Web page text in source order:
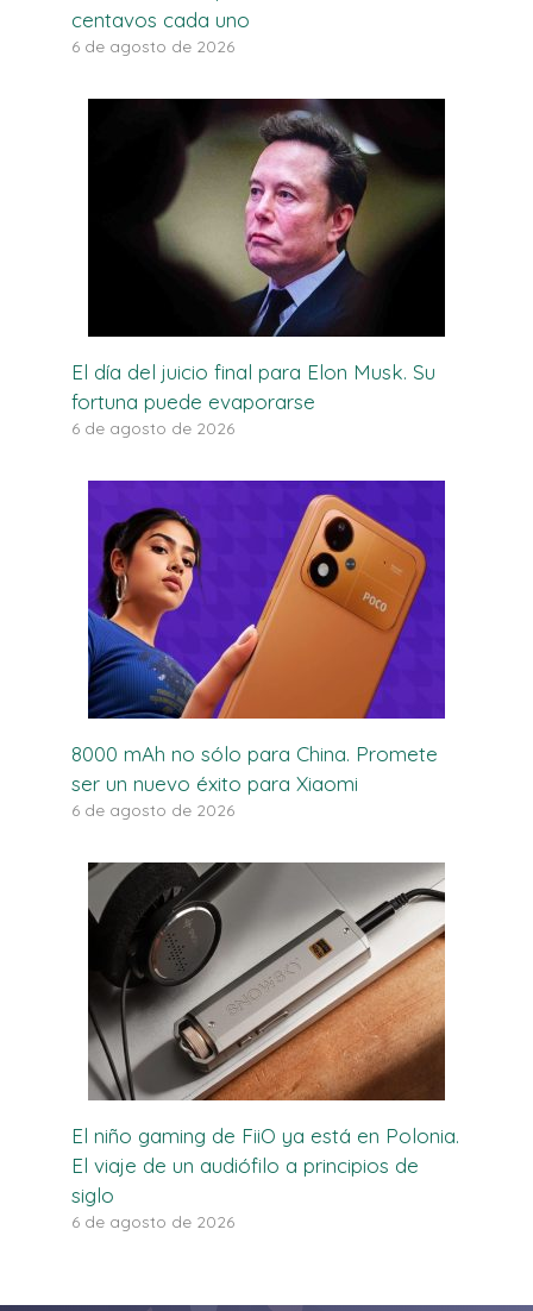
centavos cada uno
6 de agosto de 2026
El día del juicio final para Elon Musk. Su
fortuna puede evaporarse
6 de agosto de 2026
8000 mAh no sólo para China. Promete
ser un nuevo éxito para Xiaomi
6 de agosto de 2026
El niño gaming de FiiO ya está en Polonia.
El viaje de un audiófilo a principios de
siglo
6 de agosto de 2026